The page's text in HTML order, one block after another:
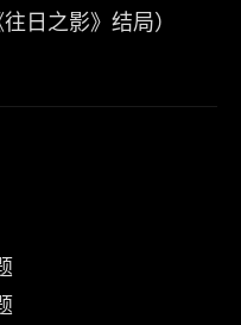
日之影》结局）